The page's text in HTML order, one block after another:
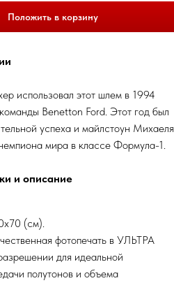
Положить в корзину
использовал этот шлем в 1994
Benetton Ford. Этот год был
успеха и майлстоун Михаеля
мира в классе Формула-1.
и описание
(см).
фотопечать в УЛЬТРА
для идеальной
полутонов и объема